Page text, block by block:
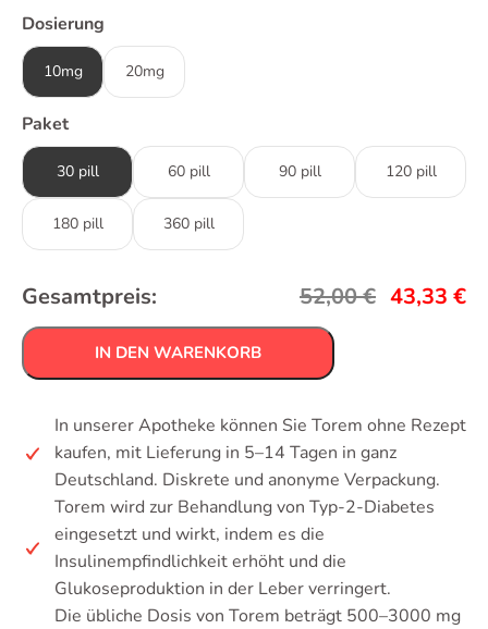
Dosierung
10mg 20mg
Paket
30 pill 60 pill 90 pill 120 pill
180 pill 360 pill
Gesamtpreis: 52,00€ 43,33 €
IN DEN WARENKORB
In unserer Apotheke können Sie Torem ohne Rezept
kaufen, mit Lieferung in 5–14 Tagen in ganz
Deutschland. Diskrete und anonyme Verpackung.
Torem wird zur Behandlung von Typ-2-Diabetes
eingesetzt und wirkt, indem es die
Insulinempfindlichkeit erhöht und die
Glukoseproduktion in der Leber verringert.
Die übliche Dosis von Torem beträgt 500–3000 mg